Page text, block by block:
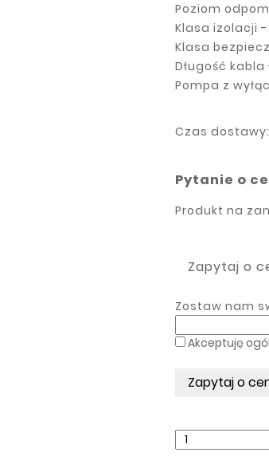
Poziom
Klasa izolacji -
Klasa
Długość kabla
Pompa z
Czas dostawy:
Pytanie o
Produkt na
Zapytaj o
Zostaw nam
Akceptuję